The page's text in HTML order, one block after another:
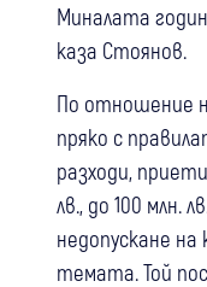
Миналата
каза Стоянов.
По отношение
пряко с
разходи,
лв., до 100 млн.
недопускане
темата. Той